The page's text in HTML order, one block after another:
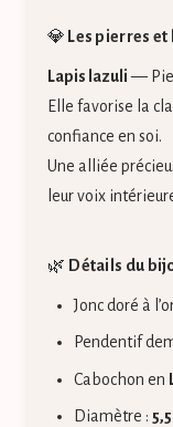
💎 Les pierres
Lapis lazuli—
Elle favorise la
confiance en soi.
Une alliée
leur voix
🌿 Détails du
Jonc doré à
Pendentif
Cabochon en
Diamètre :